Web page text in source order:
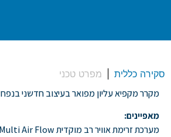
סקירה כללית מפרט טכני
מקרר מקפיא עליון מפואר בעיצוב חדשני בנפח 504 ליטר מבית הייסנס.
מאפיינים: